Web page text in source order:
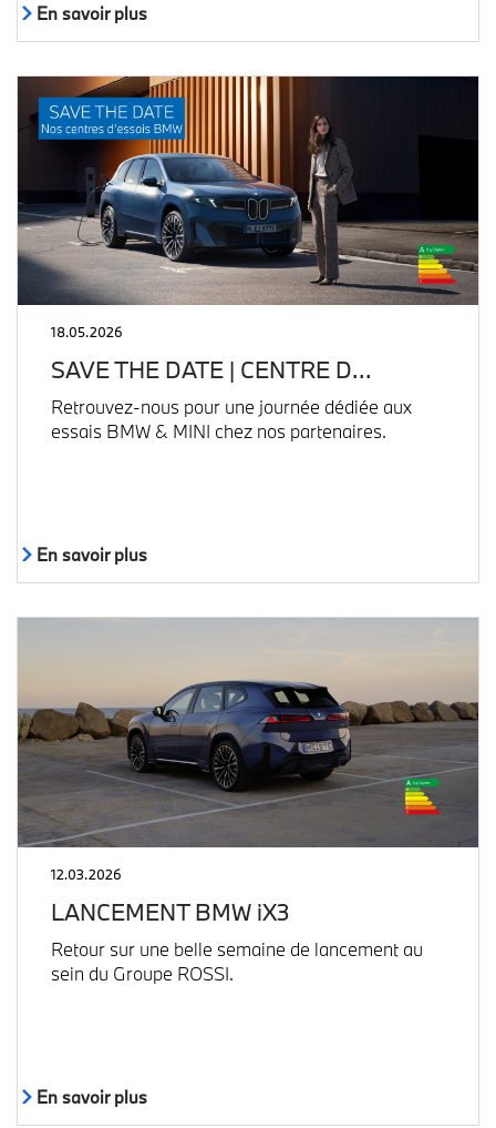
En savoir plus
18.05.2026
SAVE THE DATE | CENTRE D…
Retrouvez-nous pour une journée dédiée aux
essais BMW & MINI chez nos partenaires.
En savoir plus
12.03.2026
LANCEMENT BMW iX3
Retour sur une belle semaine de lancement au
sein du Groupe ROSSI.
En savoir plus